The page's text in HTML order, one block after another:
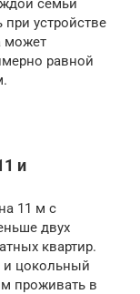
семьи
устройстве
может
равной
и
11 м с
двух
квартир.
и цокольный
проживать в